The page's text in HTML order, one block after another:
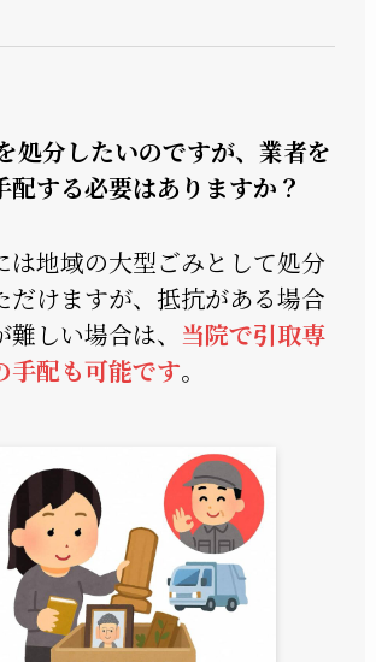
処分したいのですが、業者を
配する必要はありますか？
は地域の大型ごみとして処分
だけますが、抵抗がある場合
しい場合は、 当院で引取専
手配も可能です。